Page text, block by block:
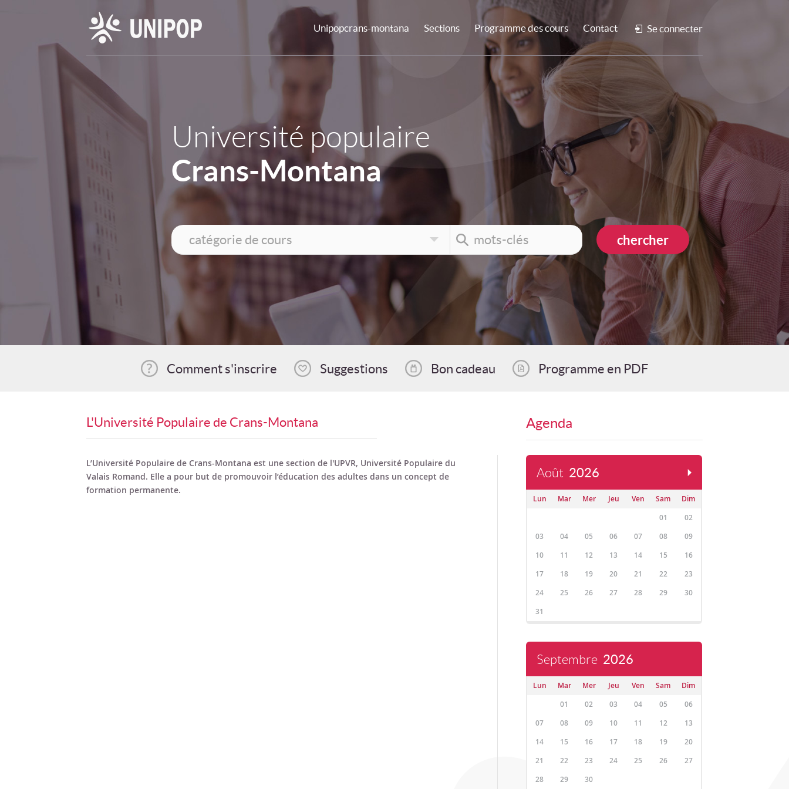
Unipopcrans-montana Sections Programme des cours Contact Se connecter
Université populaire
Crans-Montana
Comment s'inscrire Suggestions Bon cadeau Programme en PDF
L'Université Populaire de Crans-Montana
L’Université Populaire de Crans-Montana est une section de l'UPVR, Université Populaire du
Valais Romand. Elle a pour but de promouvoir l’éducation des adultes dans un concept de
formation permanente.
Agenda
Août 2026
Lun Mar Mer Jeu Ven Sam
Dim
01
02
03
04 05 06 07 08
09
10
11 12 13 14 15
16
17
18 19 20 21 22
23
24
25 26 27 28 29
30
31
Septembre 2026
Lun Mar Mer Jeu Ven Sam
Dim
01
02 03 04 05
06
07
08 09 10 11 12
13
14
15 16 17 18 19
20
21
22 23 24 25 26
27
28
29 30